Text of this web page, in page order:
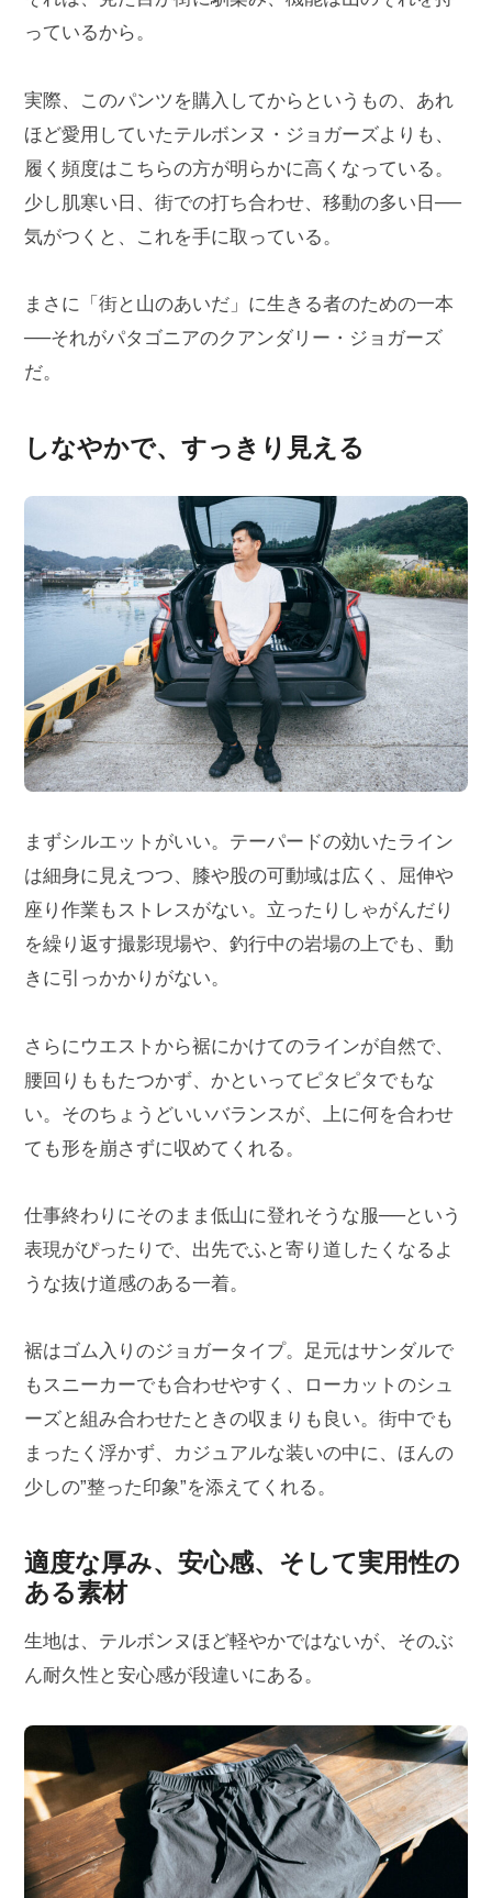
っているから。
実際、このパンツを購入してからというもの、あれ
ほど愛用していたテルボンヌ・ジョガーズよりも、
履く頻度はこちらの方が明らかに高くなっている。
少し肌寒い日、街での打ち合わせ、移動の多い日──
気がつくと、これを手に取っている。
まさに「街と山のあいだ」に生きる者のための一本
──それがパタゴニアのクアンダリー・ジョガーズ
だ。
しなやかで、すっきり見える
まずシルエットがいい。テーパードの効いたライン
は細身に見えつつ、膝や股の可動域は広く、屈伸や
座り作業もストレスがない。立ったりしゃがんだり
を繰り返す撮影現場や、釣行中の岩場の上でも、動
きに引っかかりがない。
さらにウエストから裾にかけてのラインが自然で、
腰回りももたつかず、かといってピタピタでもな
い。そのちょうどいいバランスが、上に何を合わせ
ても形を崩さずに収めてくれる。
仕事終わりにそのまま低山に登れそうな服──という
表現がぴったりで、出先でふと寄り道したくなるよ
うな抜け道感のある一着。
裾はゴム入りのジョガータイプ。足元はサンダルで
もスニーカーでも合わせやすく、ローカットのシュ
ーズと組み合わせたときの収まりも良い。街中でも
まったく浮かず、カジュアルな装いの中に、ほんの
少しの”整った印象”を添えてくれる。
適度な厚み、安心感、そして実用性の
ある素材
生地は、テルボンヌほど軽やかではないが、そのぶ
ん耐久性と安心感が段違いにある。